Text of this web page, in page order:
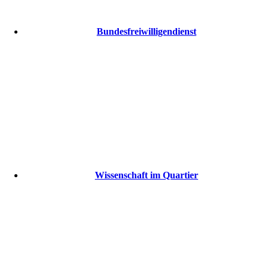
Bundesfreiwilligendienst
Wissenschaft im Quartier